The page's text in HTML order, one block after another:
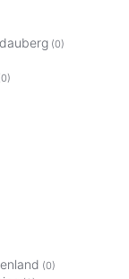
(0)
(0)